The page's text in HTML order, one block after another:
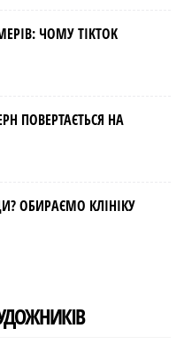
ЧОМУ TIKTOK
ПОВЕРТАЄТЬСЯ НА
ОБИРАЄМО КЛІНІКУ